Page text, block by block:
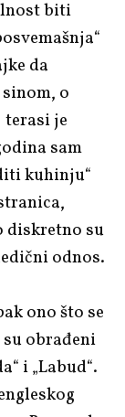
biti
da
o
terasi je
sam
kuhinju“
diskretno su
odnos.
ono što se
obrađeni
i „Labud“.